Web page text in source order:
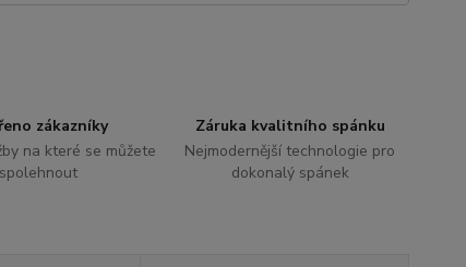
zákazníky
na které se můžete
spolehnout
Záruka kvalitního spánku
Nejmodernější technologie pro
dokonalý spánek